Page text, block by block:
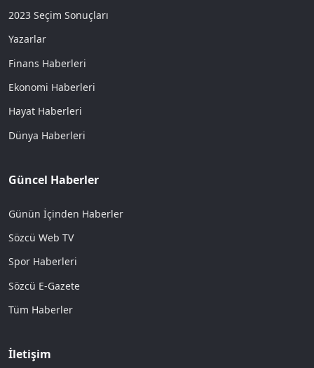
2023 Seçim Sonuçları
Yazarlar
Finans Haberleri
Ekonomi Haberleri
Hayat Haberleri
Dünya Haberleri
Güncel Haberler
Günün İçinden Haberler
Sözcü Web TV
Spor Haberleri
Sözcü E-Gazete
Tüm Haberler
İletişim